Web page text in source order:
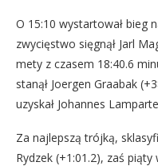
O 15:10 wystartował bieg
zwycięstwo sięgnął Jarl
mety z czasem 18:40.6
stanął Joergen Graabak
uzyskał Johannes
Za najlepszą trójką,
Rydzek (+1:01.2), zaś